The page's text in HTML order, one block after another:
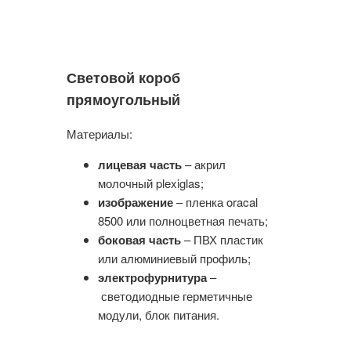
Световой короб
прямоугольный
Материалы:
лицевая часть– акрил
молочный plexiglas;
изображение– пленка oracal
8500 или полноцветная печать;
боковая часть– ПВХ пластик
или алюминиевый профиль;
электрофурнитура–
светодиодные герметичные
модули, блок питания.